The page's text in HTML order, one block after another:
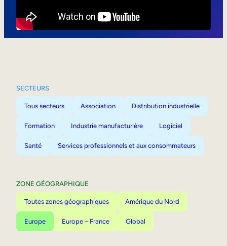
SECTEURS
Tous secteurs Association Distribution industrielle
Formation Industrie manufacturière Logiciel
Santé Services professionnels et aux consommateurs
ZONE GÉOGRAPHIQUE
Toutes zones géographiques Amérique du Nord
Europe Europe – France Global